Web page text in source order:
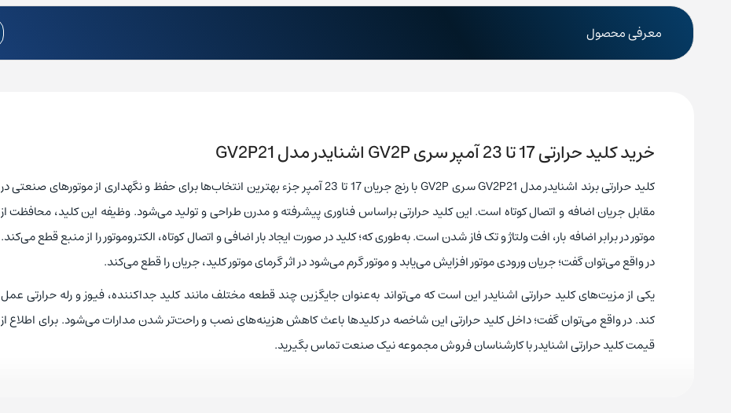
معرفی محصول
خرید کلید حرارتی 17 تا 23 آمپر سری GV2P اشنایدر مدل GV2P21
کلید حرارتی برند اشنایدر مدل GV2P21 سری GV2P با رنج جریان 17 تا 23 آمپر جزء بهترین انتخاب‌ها برای حفظ و نگهداری از موتورهای صنعتی در
مقابل جریان‌ اضافه و اتصال کوتاه است. این کلید حرارتی براساس فناوری پیشرفته و مدرن طراحی و تولید می‌شود. وظیفه این کلید، محافظت از
موتور در برابر اضافه بار، افت ولتاژ و تک‌ فاز شدن است. به‌طوری که؛ کلید در صورت ایجاد بار اضافی و اتصال کوتاه، الکتروموتور را از منبع قطع می‌کند.
در واقع می‌توان گفت؛ جریان ورودی موتور افزایش می‌یابد و موتور گرم می‌شود در اثر گرمای موتور کلید، جریان را قطع می‌کند.
یکی از مزیت‌های کلید حرارتی اشنایدر این است که می‌تواند به‌عنوان جایگزین چند قطعه مختلف مانند کلید جداکننده، فیوز و رله حرارتی عمل
کند. در واقع می‌توان گفت؛ داخل کلید حرارتی این شاخصه در کلیدها باعث کاهش هزینه‌های نصب و راحت‌تر شدن مدارات می‌شود. برای اطلاع از
قیمت کلید حرارتی اشنایدر با کارشناسان فروش مجموعه نیک صنعت تماس بگیرید.